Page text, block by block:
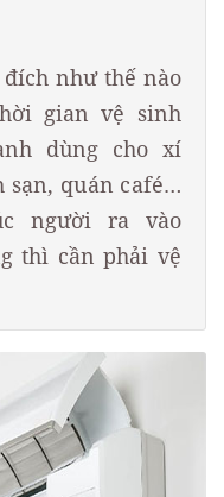
như thế nào
gian vệ sinh
dùng cho xí
sạn, quán café…
người ra vào
thì cần phải vệ